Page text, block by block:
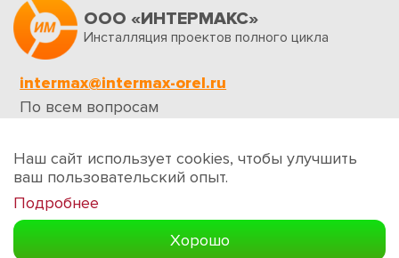
ООО «ИНТЕРМАКС»
Инсталляция проектов полного цикла
intermax@intermax-orel.ru
По всем вопросам
Обратная связь
Наш сайт использует cookies, чтобы улучшить
ваш пользовательский опыт.
Подробнее
Хорошо